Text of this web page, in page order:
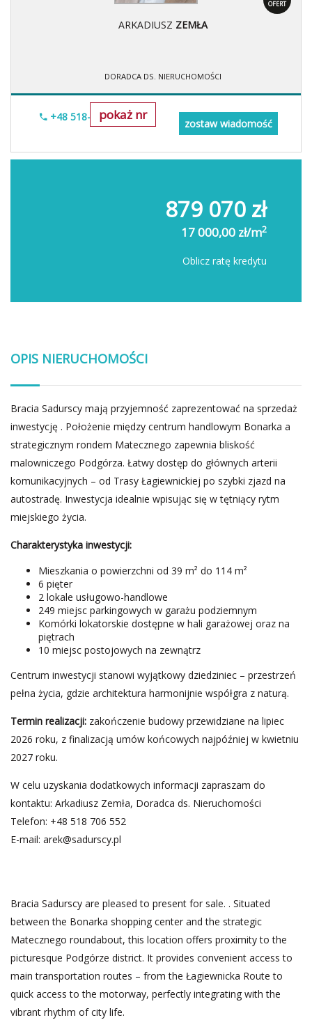
OFERT
ARKADIUSZ ZEMŁA
DORADCA DS. NIERUCHOMOŚCI
pokaż nr
+48 518-706-552
zostaw wiadomość
879 070 zł
17 000,00 zł/m2
Oblicz ratę kredytu
OPIS NIERUCHOMOŚCI
Bracia Sadurscy mają przyjemność zaprezentować na sprzedaż
inwestycję . Położenie między centrum handlowym Bonarka a
strategicznym rondem Matecznego zapewnia bliskość
malowniczego Podgórza. Łatwy dostęp do głównych arterii
komunikacyjnych – od Trasy Łagiewnickiej po szybki zjazd na
autostradę. Inwestycja idealnie wpisując się w tętniący rytm
miejskiego życia.
Charakterystyka inwestycji:
Mieszkania o powierzchni od 39 m² do 114 m²
6 pięter
2 lokale usługowo-handlowe
249 miejsc parkingowych w garażu podziemnym
Komórki lokatorskie dostępne w hali garażowej oraz na
piętrach
10 miejsc postojowych na zewnątrz
Centrum inwestycji stanowi wyjątkowy dziedziniec – przestrzeń
pełna życia, gdzie architektura harmonijnie współgra z naturą.
Termin realizacji: zakończenie budowy przewidziane na lipiec
2026 roku, z finalizacją umów końcowych najpóźniej w kwietniu
2027 roku.
W celu uzyskania dodatkowych informacji zapraszam do
kontaktu: Arkadiusz Zemła, Doradca ds. Nieruchomości
Telefon: +48 518 706 552
E-mail: arek@sadurscy.pl
Bracia Sadurscy are pleased to present for sale. . Situated
between the Bonarka shopping center and the strategic
Matecznego roundabout, this location offers proximity to the
picturesque Podgórze district. It provides convenient access to
main transportation routes – from the Łagiewnicka Route to
quick access to the motorway, perfectly integrating with the
vibrant rhythm of city life.